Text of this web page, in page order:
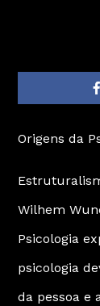
Origens da
Wilhem
Psicologia
psicologia
da pessoa e